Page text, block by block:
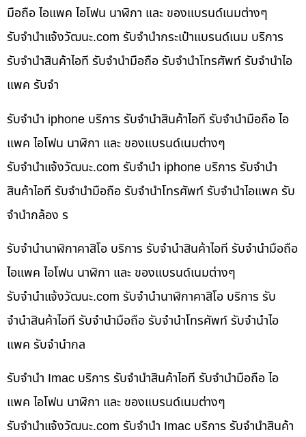
มือถือ ไอแพค ไอโฟน นาฬิกา และ ของแบรนด์เนมต่างๆ
รับจํานําแจ้งวัฒนะ.com รับจำนำกระเป๋าแบรนด์เนม บริการ
รับจำนำสินค้าไอที รับจำนำมือถือ รับจำนำโทรศัพท์ รับจำนำไอ
แพค รับจำ
รับจำนำ iphone บริการ รับจำนำสินค้าไอที รับจำนำมือถือ ไอ
แพค ไอโฟน นาฬิกา และ ของแบรนด์เนมต่างๆ
รับจํานําแจ้งวัฒนะ.com รับจำนำ iphone บริการ รับจำนำ
สินค้าไอที รับจำนำมือถือ รับจำนำโทรศัพท์ รับจำนำไอแพค รับ
จำนำกล้อง ร
รับจำนำนาฬิกาคาสิโอ บริการ รับจำนำสินค้าไอที รับจำนำมือถือ
ไอแพค ไอโฟน นาฬิกา และ ของแบรนด์เนมต่างๆ
รับจํานําแจ้งวัฒนะ.com รับจำนำนาฬิกาคาสิโอ บริการ รับ
จำนำสินค้าไอที รับจำนำมือถือ รับจำนำโทรศัพท์ รับจำนำไอ
แพค รับจำนำกล
รับจำนำ Imac บริการ รับจำนำสินค้าไอที รับจำนำมือถือ ไอ
แพค ไอโฟน นาฬิกา และ ของแบรนด์เนมต่างๆ
รับจํานําแจ้งวัฒนะ.com รับจำนำ Imac บริการ รับจำนำสินค้า